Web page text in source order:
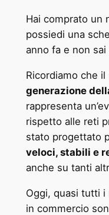
Hai comprato un
possiedi una
anno fa e non
Ricordiamo che il
generazione
rappresenta
rispetto alle reti
stato progettato
veloci, stabili e
anche su tanti
Oggi, quasi tutti
in commercio